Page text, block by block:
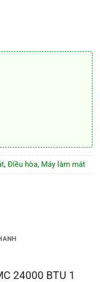
, Điều hòa, Máy làm mát
24000 BTU 1